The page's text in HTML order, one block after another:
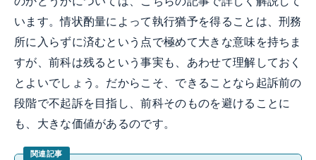
います。情状酌量によって執行猶予を得ることは、刑務
所に入らずに済むという点で極めて大きな意味を持ちま
すが、前科は残るという事実も、あわせて理解しておく
とよいでしょう。だからこそ、できることなら起訴前の
段階で不起訴を目指し、前科そのものを避けることに
も、大きな価値があるのです。